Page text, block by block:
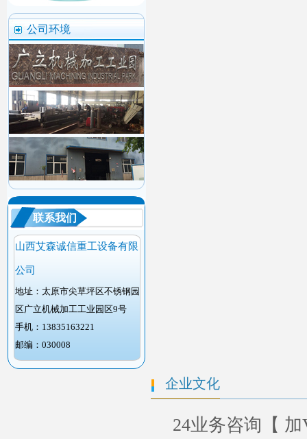
公司环境
联系我们
山西艾森诚信重工设备有限
公司
地址：太原市尖草坪区不锈钢园
区广立机械加工工业园区9号
手机：13835163221
邮编：030008
企业文化
24业务咨询【